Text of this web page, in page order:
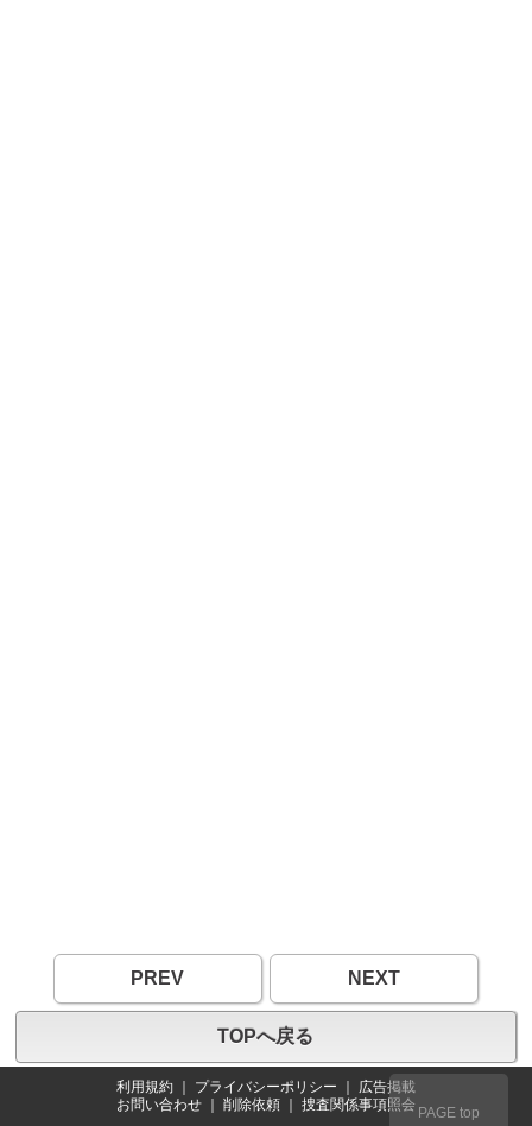
PREV NEXT
TOPへ戻る
利用規約 プライバシーポリシー
広告掲載
お問い合わせ
削除依頼 捜査関係事項照会 PAGE top